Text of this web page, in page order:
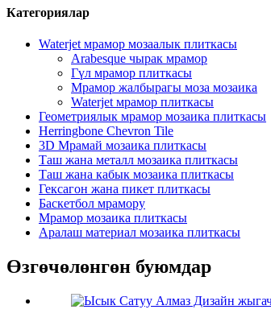
Категориялар
Waterjet мрамор мозаалык плиткасы
Arabesque чырак мрамор
Гүл мрамор плиткасы
Мрамор жалбырагы моза мозаика
Waterjet мрамор плиткасы
Геометриялык мрамор мозаика плиткасы
Herringbone Chevron Tile
3D Мрамай мозаика плиткасы
Таш жана металл мозаика плиткасы
Таш жана кабык мозаика плиткасы
Гексагон жана пикет плиткасы
Баскетбол мрамору
Мрамор мозаика плиткасы
Аралаш материал мозаика плиткасы
Өзгөчөлөнгөн буюмдар